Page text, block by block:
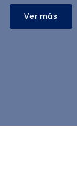
Ver más